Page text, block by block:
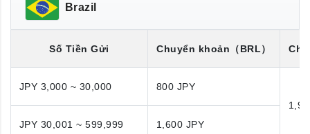
Brazil
Số Tiền Gửi Chuyển khoản （BRL）
JPY 3,000 ~ 30,000
800 JPY
JPY 30,001 ~ 599,999
1,600 JPY